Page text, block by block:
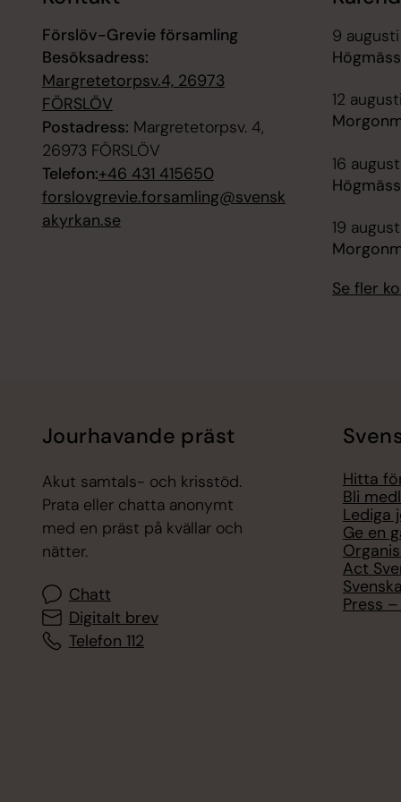
Förslöv-Grevie församling
Besöksadress:
Margretetorpsv.4, 26973
FÖRSLÖV
Postadress: Margretetorpsv. 4,
26973 FÖRSLÖV
Telefon:+46 431 415650
forslovgrevie.forsamling@svensk
akyrkan.se
9
12
16
19
Se fler
Jourhavande präst
Akut samtals- och krisstöd.
Prata eller chatta anonymt
med en präst på kvällar och
nätter.
Chatt
Digitalt brev
Telefon 112
Hitta
Bli
Lediga
Ge en
Act
Press